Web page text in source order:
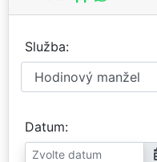
Služba
Datum